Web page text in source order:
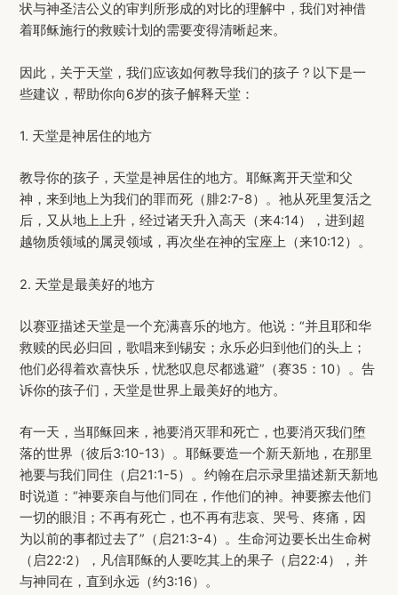
状与神圣洁公义的审判所形成的对比的理解中，我们对神借
着耶稣施行的救赎计划的需要变得清晰起来。
因此，关于天堂，我们应该如何教导我们的孩子？以下是一
些建议，帮助你向6岁的孩子解释天堂：
1. 天堂是神居住的地方
教导你的孩子，天堂是神居住的地方。耶稣离开天堂和父
神，来到地上为我们的罪而死（腓2:7-8）。祂从死里复活之
后，又从地上上升，经过诸天升入高天（来4:14），进到超
越物质领域的属灵领域，再次坐在神的宝座上（来10:12）。
2. 天堂是最美好的地方
以赛亚描述天堂是一个充满喜乐的地方。他说：“并且耶和华
救赎的民必归回，歌唱来到锡安；永乐必归到他们的头上；
他们必得着欢喜快乐，忧愁叹息尽都逃避”（赛35：10）。告
诉你的孩子们，天堂是世界上最美好的地方。
有一天，当耶稣回来，祂要消灭罪和死亡，也要消灭我们堕
落的世界（彼后3:10-13）。耶稣要造一个新天新地，在那里
祂要与我们同住（启21:1-5）。约翰在启示录里描述新天新地
时说道：“神要亲自与他们同在，作他们的神。神要擦去他们
一切的眼泪；不再有死亡，也不再有悲哀、哭号、疼痛，因
为以前的事都过去了”（启21:3-4）。生命河边要长出生命树
（启22:2），凡信耶稣的人要吃其上的果子（启22:4），并
与神同在，直到永远（约3:16）。